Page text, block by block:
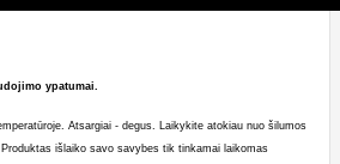
ypatumai.
Atsargiai - degus. Laikykite atokiau nuo šilumos
išlaiko savo savybes tik tinkamai laikomas